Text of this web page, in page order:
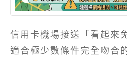
信用卡機場接送「看起來
適合極少數條件完全吻合